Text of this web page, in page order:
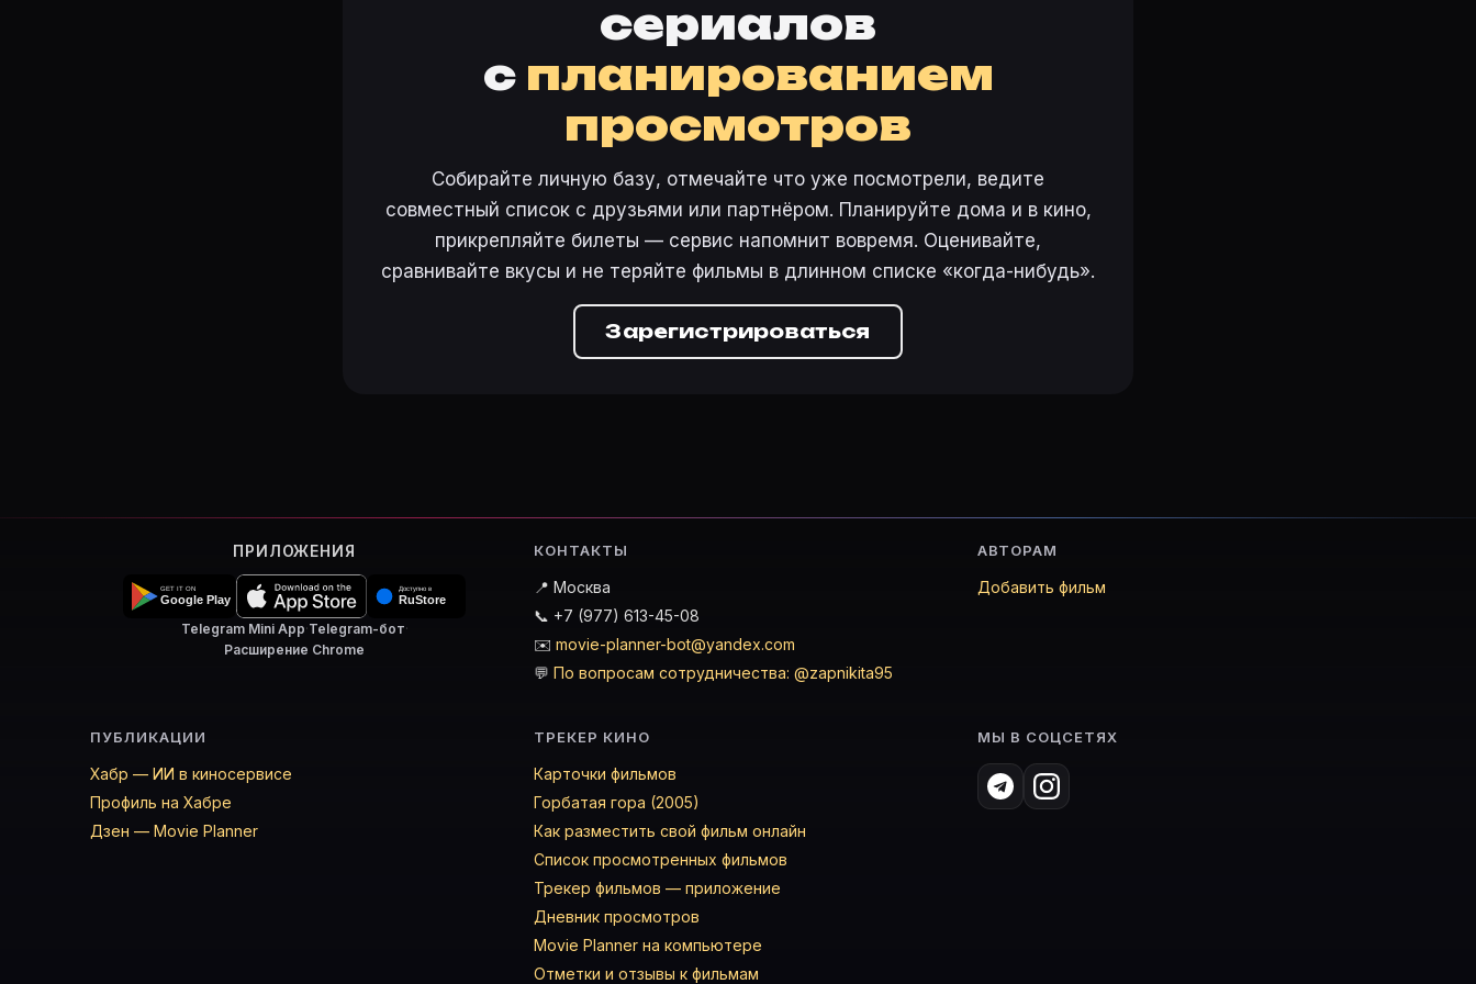
сериалов
с планированием
просмотров
Собирайте личную базу, отмечайте что уже посмотрели, ведите
совместный список с друзьями или партнёром. Планируйте дома и в кино,
прикрепляйте билеты — сервис напомнит вовремя. Оценивайте,
сравнивайте вкусы и не теряйте фильмы в длинном списке «когда-нибудь».
Зарегистрироваться
ПРИЛОЖЕНИЯ
Telegram Mini App·Telegram-бот·
Расширение Chrome
КОНТАКТЫ
📍 Москва
📞 +7 (977) 613-45-08
✉️ movie-planner-bot@yandex.com
💬 По вопросам сотрудничества: @zapnikita95
АВТОРАМ
Добавить фильм
ПУБЛИКАЦИИ
Хабр — ИИ в киносервисе
Профиль на Хабре
Дзен — Movie Planner
ТРЕКЕР КИНО
Карточки фильмов
Горбатая гора (2005)
Как разместить свой фильм онлайн
Список просмотренных фильмов
Трекер фильмов — приложение
Дневник просмотров
Movie Planner на компьютере
Отметки и отзывы к фильмам
МЫ В СОЦСЕТЯХ